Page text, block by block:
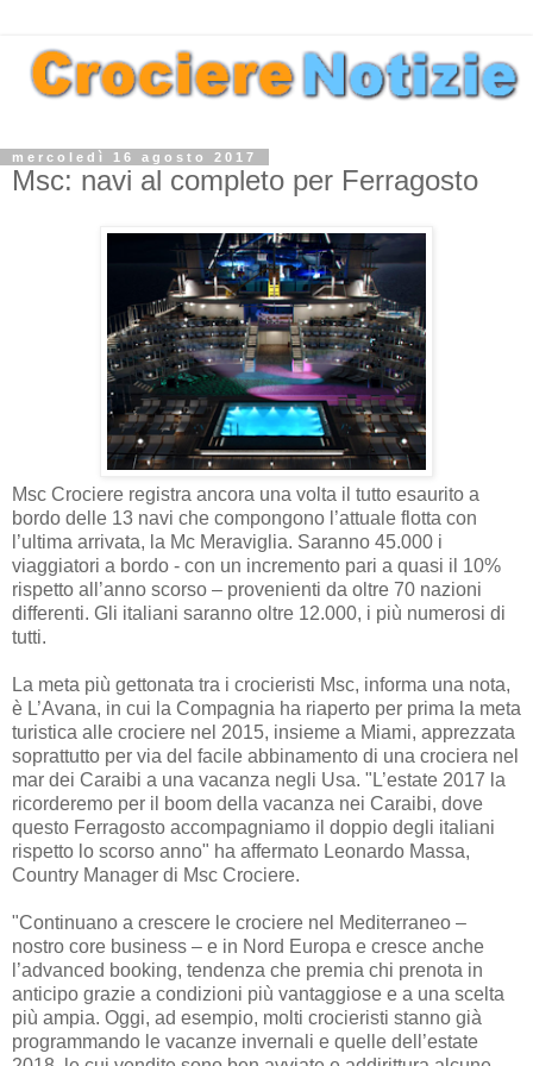
mercoledì 16 agosto 2017
Msc: navi al completo per Ferragosto
Msc Crociere registra ancora una volta il tutto esaurito a
bordo delle 13 navi che compongono l’attuale flotta con
l’ultima arrivata, la Mc Meraviglia. Saranno 45.000 i
viaggiatori a bordo - con un incremento pari a quasi il 10%
rispetto all’anno scorso – provenienti da oltre 70 nazioni
differenti. Gli italiani saranno oltre 12.000, i più numerosi di
tutti.
La meta più gettonata tra i crocieristi Msc, informa una nota,
è L’Avana, in cui la Compagnia ha riaperto per prima la meta
turistica alle crociere nel 2015, insieme a Miami, apprezzata
soprattutto per via del facile abbinamento di una crociera nel
mar dei Caraibi a una vacanza negli Usa. "L’estate 2017 la
ricorderemo per il boom della vacanza nei Caraibi, dove
questo Ferragosto accompagniamo il doppio degli italiani
rispetto lo scorso anno" ha affermato Leonardo Massa,
Country Manager di Msc Crociere.
"Continuano a crescere le crociere nel Mediterraneo –
nostro core business – e in Nord Europa e cresce anche
l’advanced booking, tendenza che premia chi prenota in
anticipo grazie a condizioni più vantaggiose e a una scelta
più ampia. Oggi, ad esempio, molti crocieristi stanno già
programmando le vacanze invernali e quelle dell’estate